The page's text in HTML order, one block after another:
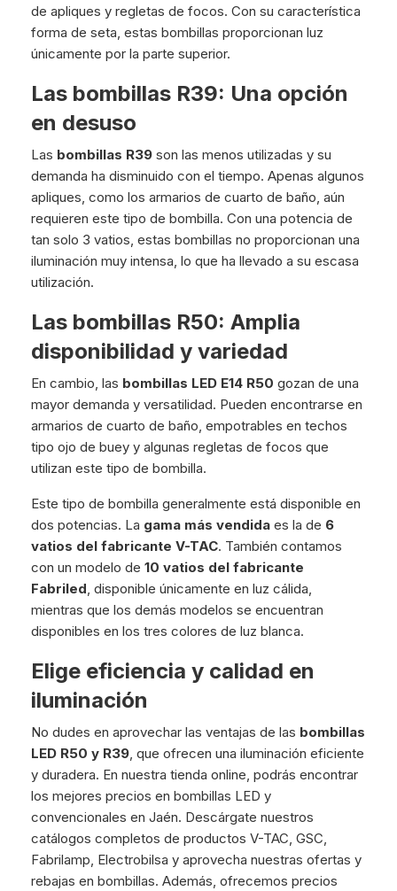
de apliques y regletas de focos. Con su característica
forma de seta, estas bombillas proporcionan luz
únicamente por la parte superior.
Las bombillas R39: Una opción
en desuso
Las bombillas R39 son las menos utilizadas y su
demanda ha disminuido con el tiempo. Apenas algunos
apliques, como los armarios de cuarto de baño, aún
requieren este tipo de bombilla. Con una potencia de
tan solo 3 vatios, estas bombillas no proporcionan una
iluminación muy intensa, lo que ha llevado a su escasa
utilización.
Las bombillas R50: Amplia
disponibilidad y variedad
En cambio, las bombillas LED E14 R50 gozan de una
mayor demanda y versatilidad. Pueden encontrarse en
armarios de cuarto de baño, empotrables en techos
tipo ojo de buey y algunas regletas de focos que
utilizan este tipo de bombilla.
Este tipo de bombilla generalmente está disponible en
dos potencias. La gama más vendida es la de 6
vatios del fabricante V-TAC. También contamos
con un modelo de 10 vatios del fabricante
Fabriled, disponible únicamente en luz cálida,
mientras que los demás modelos se encuentran
disponibles en los tres colores de luz blanca.
Elige eficiencia y calidad en
iluminación
No dudes en aprovechar las ventajas de las bombillas
LED R50 y R39, que ofrecen una iluminación eficiente
y duradera. En nuestra tienda online, podrás encontrar
los mejores precios en bombillas LED y
convencionales en Jaén. Descárgate nuestros
catálogos completos de productos V-TAC, GSC,
Fabrilamp, Electrobilsa y aprovecha nuestras ofertas y
rebajas en bombillas. Además, ofrecemos precios